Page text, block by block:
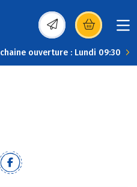
(s’ouvre dans une
ouverture : Lundi 09:30